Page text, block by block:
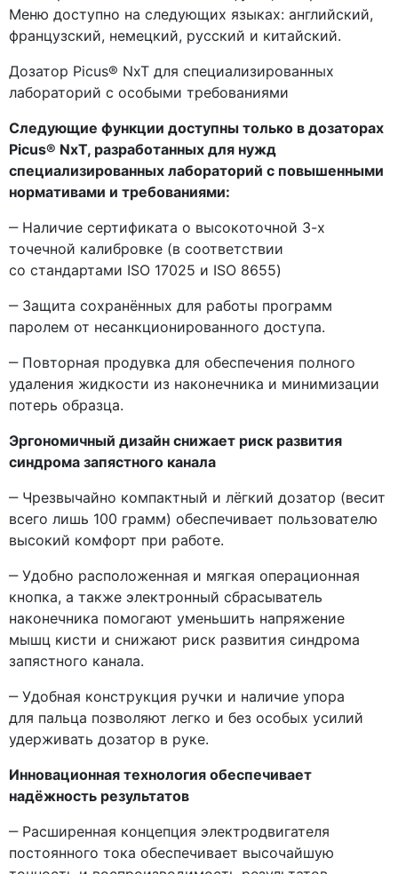
Меню доступно на следующих языках: английский,
французский, немецкий, русский и китайский.
Дозатор Picus® NxT для специализированных
лабораторий с особыми требованиями
Следующие функции доступны только в дозаторах
Picus® NхT, разработанных для нужд
специализированных лабораторий с повышенными
нормативами и требованиями:
‒ Наличие сертификата о высокоточной 3-х
точечной калибровке (в соответствии
со стандартами ISO 17025 и ISO 8655)
‒ Защита сохранённых для работы программ
паролем от несанкционированного доступа.
‒ Повторная продувка для обеспечения полного
удаления жидкости из наконечника и минимизации
потерь образца.
Эргономичный дизайн снижает риск развития
синдрома запястного канала
‒ Чрезвычайно компактный и лёгкий дозатор (весит
всего лишь 100 грамм) обеспечивает пользователю
высокий комфорт при работе.
‒ Удобно расположенная и мягкая операционная
кнопка, а также электронный сбрасыватель
наконечника помогают уменьшить напряжение
мышц кисти и снижают риск развития синдрома
запястного канала.
‒ Удобная конструкция ручки и наличие упора
для пальца позволяют легко и без особых усилий
удерживать дозатор в руке.
Инновационная технология обеспечивает
надёжность результатов
‒ Расширенная концепция электродвигателя
постоянного тока обеспечивает высочайшую